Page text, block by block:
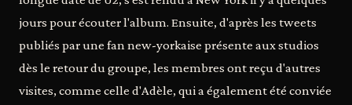
jours pour écouter l'album. Ensuite, d'après les tweets
publiés par une fan new-yorkaise présente aux studios
dès le retour du groupe, les membres ont reçu d'autres
visites, comme celle d'Adèle, qui a également été conviée